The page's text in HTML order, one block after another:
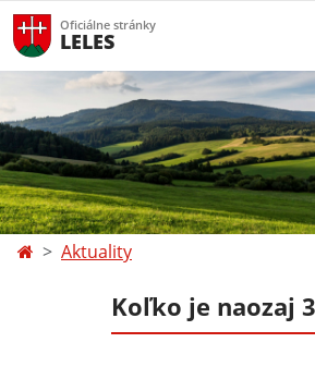
Oficiálne stránky
LELES
Aktuality
Koľko je naozaj